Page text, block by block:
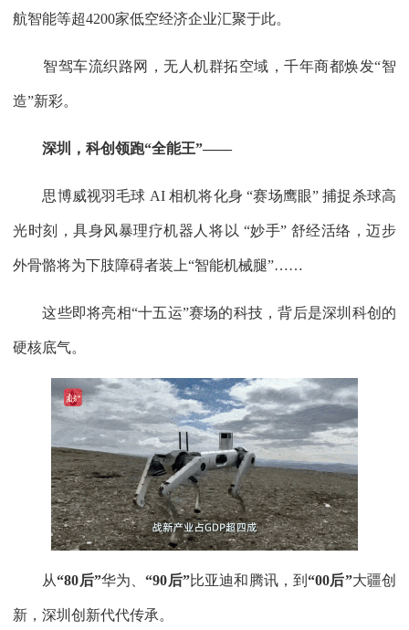
航智能等超4200家低空经济企业汇聚于此。
智驾车流织路网，无人机群拓空域，千年商都焕发“智
造”新彩。
深圳，科创领跑“全能王”——
思博威视羽毛球 AI 相机将化身 “赛场鹰眼” 捕捉杀球高
光时刻，具身风暴理疗机器人将以 “妙手” 舒经活络，迈步
外骨骼将为下肢障碍者装上“智能机械腿”……
这些即将亮相“十五运”赛场的科技，背后是深圳科创的
硬核底气。
从“80后”华为、“90后”比亚迪和腾讯，到“00后”大疆创
新，深圳创新代代传承。